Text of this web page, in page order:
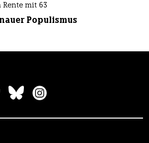
Rente mit 63
Populismus